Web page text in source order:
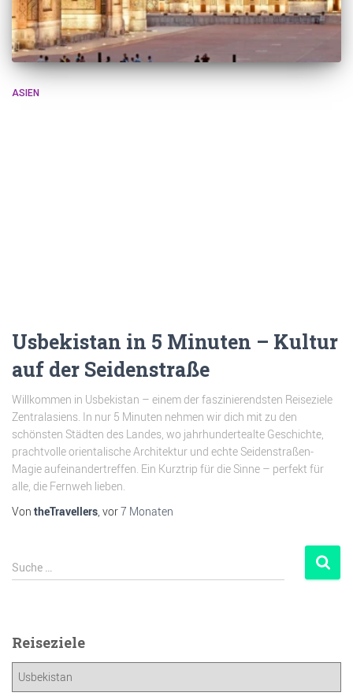
ASIEN
Usbekistan in 5 Minuten – Kultur
auf der Seidenstraße
Willkommen in Usbekistan – einem der faszinierendsten Reiseziele
Zentralasiens. In nur 5 Minuten nehmen wir dich mit zu den
schönsten Städten des Landes, wo jahrhundertealte Geschichte,
prachtvolle orientalische Architektur und echte Seidenstraßen-
Magie aufeinandertreffen. Ein Kurztrip für die Sinne – perfekt für
alle, die Fernweh lieben.
Von theTravellers , vor7 Monaten
Suche …
Reiseziele